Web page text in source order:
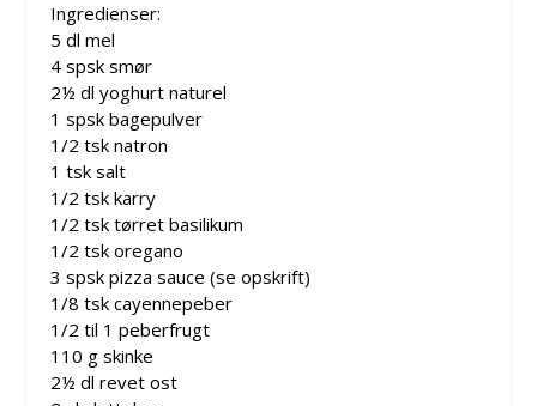
Ingredienser:
5 dl mel
4 spsk smør
2½ dl yoghurt naturel
1 spsk bagepulver
1/2 tsk natron
1 tsk salt
1/2 tsk karry
1/2 tsk tørret basilikum
1/2 tsk oregano
3 spsk pizza sauce (se opskrift)
1/8 tsk cayennepeber
1/2 til 1 peberfrugt
110 g skinke
2½ dl revet ost